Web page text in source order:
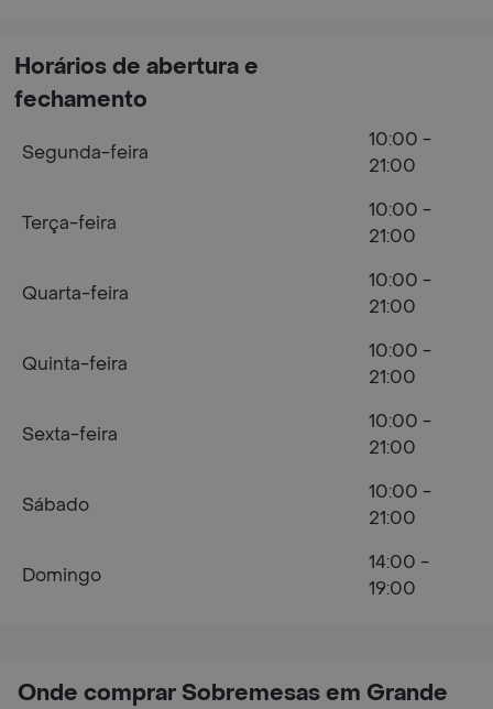
Onde comprar Sobremesas em Grande
Horários de abertura e
fechamento
Segunda-feira
10:00 -
21:00
Terça-feira
10:00 -
21:00
Quarta-feira
10:00 -
21:00
Quinta-feira
10:00 -
21:00
Sexta-feira
10:00 -
21:00
Sábado
10:00 -
21:00
Domingo
14:00 -
19:00